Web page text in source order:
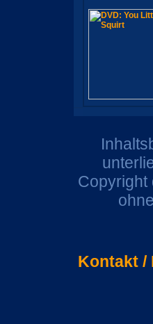
Copyright
Kontakt /